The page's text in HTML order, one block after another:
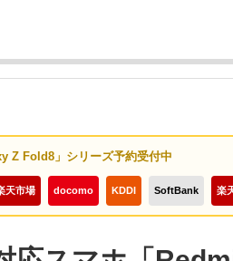
Z Fold8」シリーズ予約受付中
天市場 docomo KDDI SoftBank 楽